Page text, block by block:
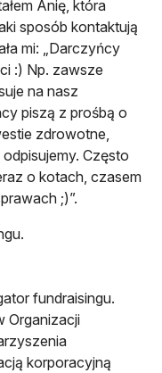
Anię, która
sposób kontaktują
mi: „Darczyńcy
:) Np. zawsze
na nasz
piszą z prośbą o
zdrowotne,
Często
o kotach, czasem
;)”.
fundraisingu.
Organizacji
korporacyjną